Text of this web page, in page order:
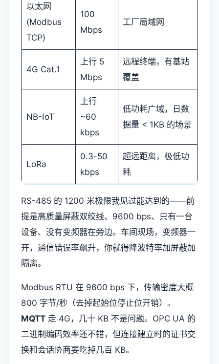
以太网
(Modbus
TCP)
100
Mbps
工厂局域网
4G Cat.1
上行 5
Mbps
远程终端，有基站
覆盖
NB-IoT
上行
~60
kbps
低功耗广域，日数
据量 < 1KB 的场景
LoRa
0.3-50
kbps
超远距离，极低功
耗
RS-485 的 1200 米极限我见过能达到的——前
提是高质量屏蔽双绞线、9600 bps、只有一台
设备、没有变频器在旁边。车间现场，变频器一
开，通信错误率飙升，你就得降波特率加屏蔽加
隔离。
Modbus RTU 在 9600 bps 下，传输密度大概
800 字节/秒（去掉起始位停止位开销）。
MQTT 走 4G，几十 KB 不是问题。OPC UA 的
二进制编码效率还不错，但连接建立时的证书交
换和会话协商要吃掉几百 KB。